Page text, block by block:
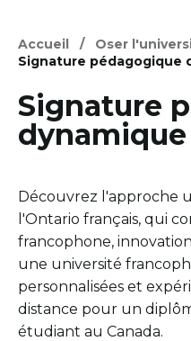
Accueil
Oser
Signature pédagogique
Signature
dynamique
Découvrez l'approche
l'Ontario français, qui
francophone,
une université
personnalisées et
distance pour un
étudiant au Canada.